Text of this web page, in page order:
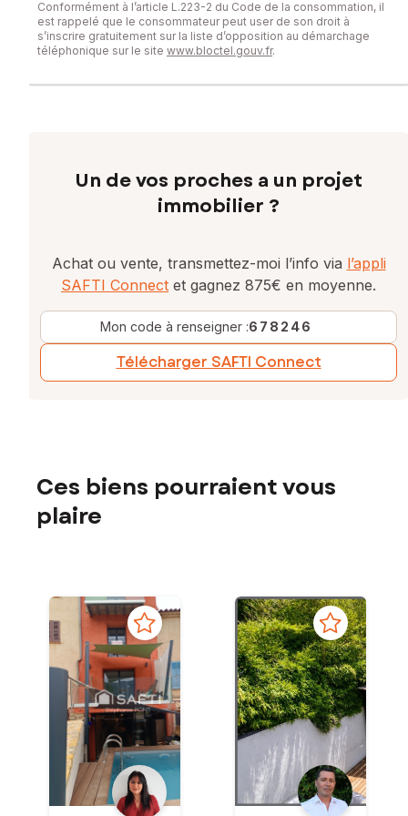
Conformément à l’article L.223-2 du Code de la consommation, il
est rappelé que le consommateur peut user de son droit à
s’inscrire gratuitement sur la liste d’opposition au démarchage
téléphonique sur le site www.bloctel.gouv.fr.
Un de vos proches a un projet
immobilier ?
Achat ou vente, transmettez-moi l’info via l’appli
SAFTI Connect et gagnez 875€ en moyenne.
Mon code à renseigner :678246
Télécharger SAFTI Connect
Ces biens pourraient vous
plaire